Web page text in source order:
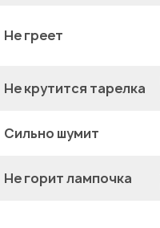
Не греет
Не крутится тарелка
Сильно шумит
Не горит лампочка